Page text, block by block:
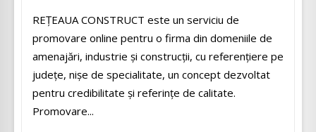
REŢEAUA CONSTRUCT este un serviciu de
promovare online pentru o firma din domeniile de
amenajări, industrie și construcții, cu referenţiere pe
judeţe, nişe de specialitate, un concept dezvoltat
pentru credibilitate și referințe de calitate.
Promovare...